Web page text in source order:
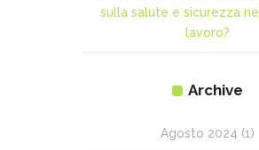
sulla salute e sicurezza
lavoro?
Archive
Agosto 2024 (1)